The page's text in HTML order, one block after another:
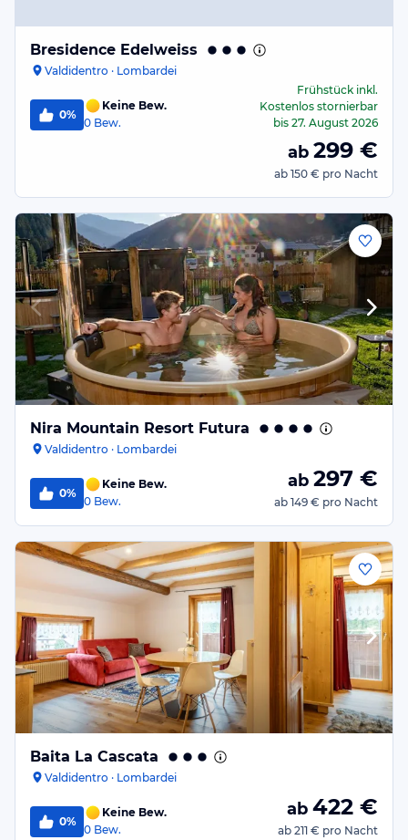
Bresidence Edelweiss
Valdidentro · Lombardei
0%
Keine Bew.
0 Bew.
Frühstück inkl.
Kostenlos stornierbar
bis 27. August 2026
ab 299 €
ab 150 € pro Nacht
Nira Mountain Resort Futura
Valdidentro · Lombardei
0%
Keine Bew.
0 Bew.
ab 297 €
ab 149 € pro Nacht
Baita La Cascata
Valdidentro · Lombardei
0%
Keine Bew.
0 Bew.
ab 422 €
ab 211 € pro Nacht